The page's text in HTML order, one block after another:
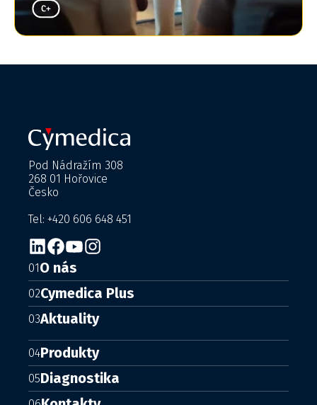
Pod Nádražím 308
268 01 Hořovice
Česko
Tel: +420 606 648 451
01O nás
02Cymedica Plus
03Aktuality
04Produkty
05Diagnostika